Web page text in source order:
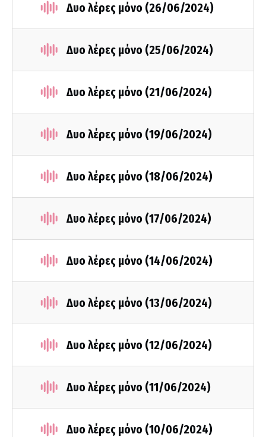
Δυο λέρες μόνο (26/06/2024)
Δυο λέρες μόνο (25/06/2024)
Δυο λέρες μόνο (21/06/2024)
Δυο λέρες μόνο (19/06/2024)
Δυο λέρες μόνο (18/06/2024)
Δυο λέρες μόνο (17/06/2024)
Δυο λέρες μόνο (14/06/2024)
Δυο λέρες μόνο (13/06/2024)
Δυο λέρες μόνο (12/06/2024)
Δυο λέρες μόνο (11/06/2024)
Δυο λέρες μόνο (10/06/2024)